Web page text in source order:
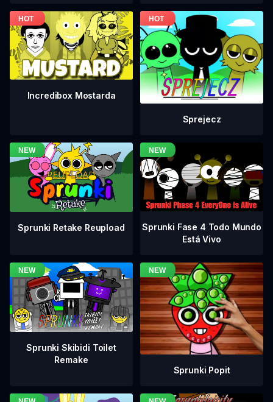
Incredibox Mostarda
Sprejecz
Sprunki Retake Reupload
Sprunki Fase 4 Todo Mundo
Está Vivo
Sprunki Skibidi Toilet
Remake
Sprunki Popit